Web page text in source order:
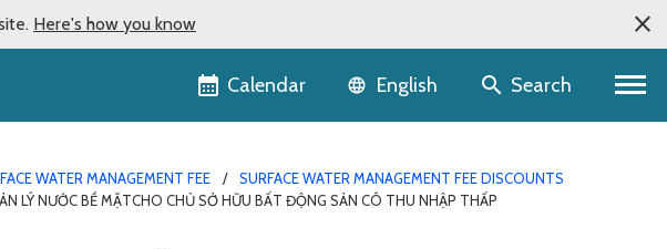
Here's how you know
Calendar Language selector
English Search
WATER MANAGEMENT FEE
SURFACE WATER MANAGEMENT FEE DISCOUNTS
LÝ NƯỚC BỀ MẶTCHO CHỦ SỞ HỮU BẤT ĐỘNG SẢN CÓ THU NHẬP THẤP